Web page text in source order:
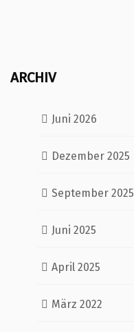
ARCHIV
Juni 2026
Dezember 2025
September 2025
Juni 2025
April 2025
März 2022